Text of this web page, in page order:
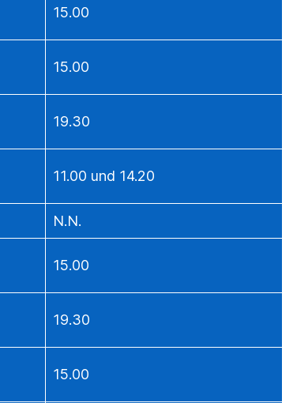
15.00
15.00
19.30
11.00 und 14.20
N.N.
15.00
19.30
15.00